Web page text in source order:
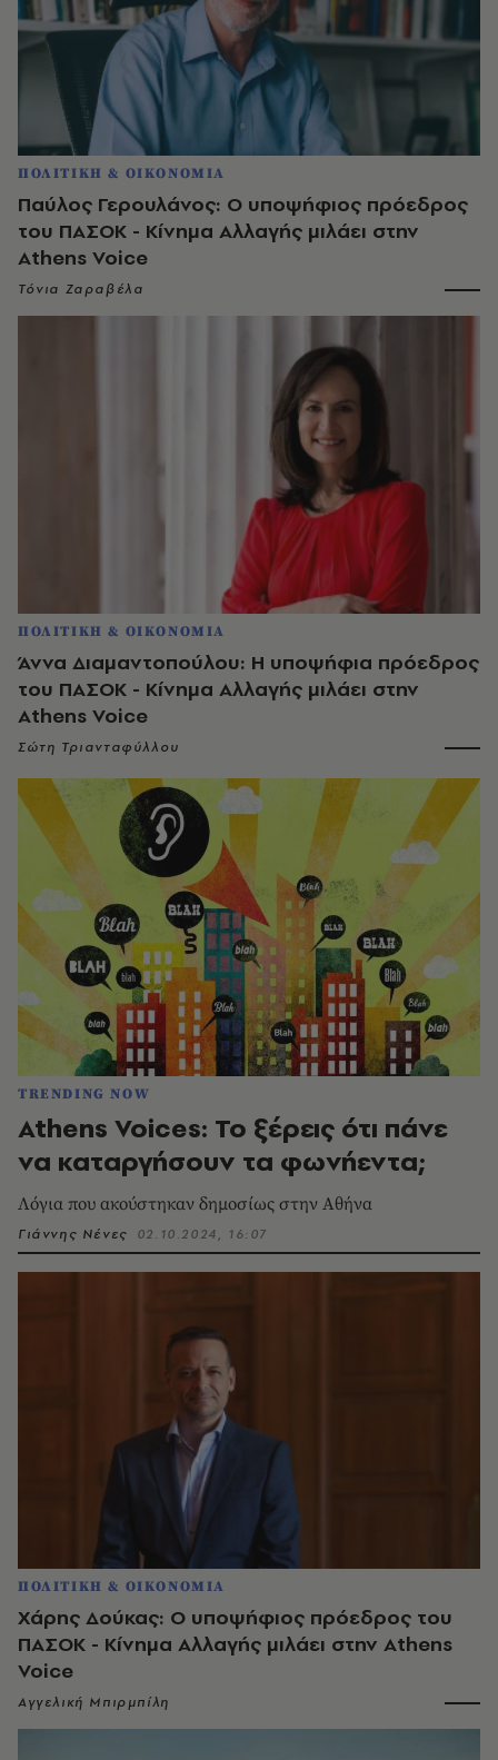
ΠΟΛΙΤΙΚΗ & ΟΙΚΟΝΟΜΙΑ
Παύλος Γερουλάνος: Ο υποψήφιος πρόεδρος
του ΠΑΣΟΚ - Κίνημα Αλλαγής μιλάει στην
Athens Voice
Τόνια Ζαραβέλα
ΠΟΛΙΤΙΚΗ & ΟΙΚΟΝΟΜΙΑ
Άννα Διαμαντοπούλου: Η υποψήφια πρόεδρος
του ΠΑΣΟΚ - Κίνημα Αλλαγής μιλάει στην
Athens Voice
Σώτη Τριανταφύλλου
ΠΟΛΙΤΙΚΗ & ΟΙΚΟΝΟΜΙΑ
Χάρης Δούκας: Ο υποψήφιος πρόεδρος του
ΠΑΣΟΚ - Κίνημα Αλλαγής μιλάει στην Athens
Voice
Αγγελική Μπιρμπίλη
TRENDING NOW
Athens Voices: Το ξέρεις ότι πάνε
να καταργήσουν τα φωνήεντα;
Λόγια που ακούστηκαν δημοσίως στην Αθήνα
Γιάννης Νένες 02.10.2024, 16:07